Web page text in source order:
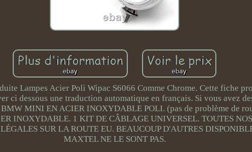
Lampes Acier Poli Wipac S6066 Comme Chrome. Cette fiche
ci dessous une traduction automatique en français. Si vous avez
BMW MINI EN ACIER INOXYDABLE POLI. (pas de problème de
INOXYDABLE. 1 KIT DE CÂBLAGE UNIVERSEL. TOUTES
SUR LA ROUTE EU. BEAUCOUP D'AUTRES
MAXTEL NE LE SONT PAS.